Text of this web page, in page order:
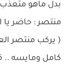
بدل ماهو متعذب
منتصر : حاضر يا
( يركب منتصر
كامل ومايسه